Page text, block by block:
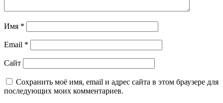
Имя *
Email *
Сайт
Сохранить моё имя, email и адрес сайта в этом браузере для
последующих моих комментариев.